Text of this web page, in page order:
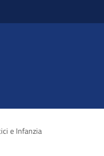
e Infanzia